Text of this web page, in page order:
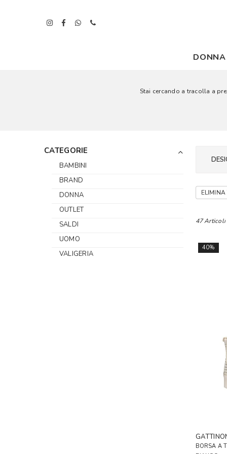
DONNA
Stai cercando a tracolla a
CATEGORIE
BAMBINI
BRAND
DONNA
OUTLET
SALDI
UOMO
VALIGERIA
ELIMINA
47 Articoli
40%
BORSA A